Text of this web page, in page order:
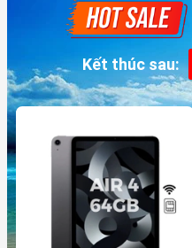
Kết thúc sau: